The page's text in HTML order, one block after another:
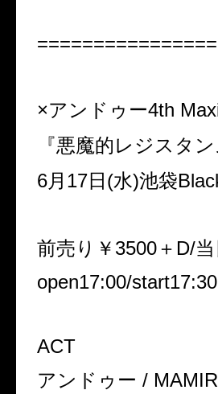
×アンドゥー4th
『悪魔的レジスタ
6月17日(水)池袋
前売り￥3500＋D/
open17:00/start17:30
ACT
アンドゥー /